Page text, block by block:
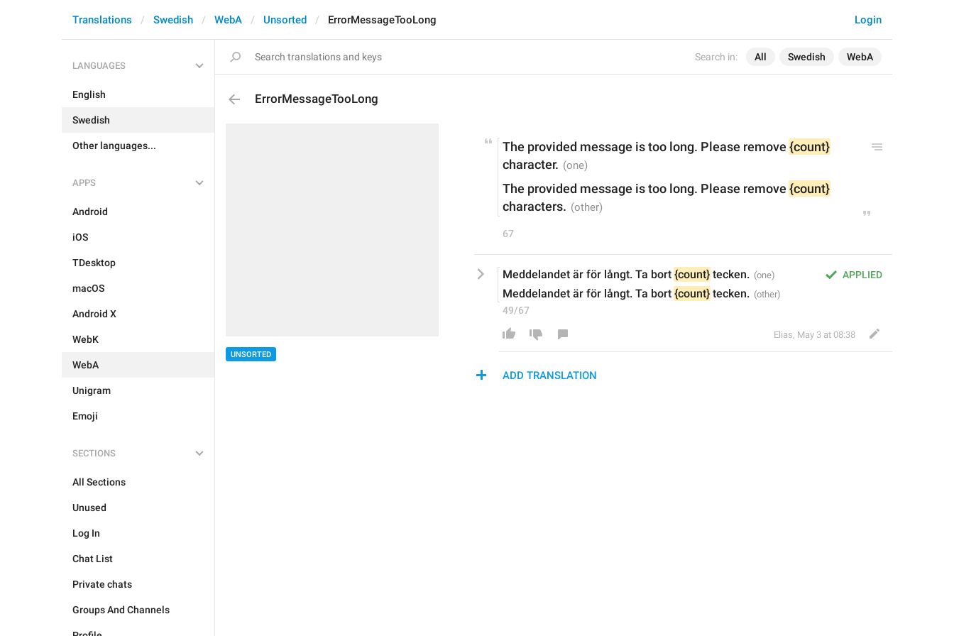
Search in: All Swedish WebA
Login
Translations Swedish WebA Unsorted ErrorMessageTooLong
LANGUAGES
English
Swedish
Other languages...
APPS
Android
iOS
TDesktop
macOS
Android X
WebK
WebA
Unigram
Emoji
SECTIONS
All Sections
Unused
Log In
Chat List
Private chats
Groups And Channels
ErrorMessageTooLong
UNSORTED
The provided message is too long. Please remove {count}
character.
The provided message is too long. Please remove {count}
characters.
67
APPLIED
Meddelandet är för långt. Ta bort {count} tecken.
Meddelandet är för långt. Ta bort {count} tecken.
49/67
Elias, May 3 at 08:38
ADD TRANSLATION